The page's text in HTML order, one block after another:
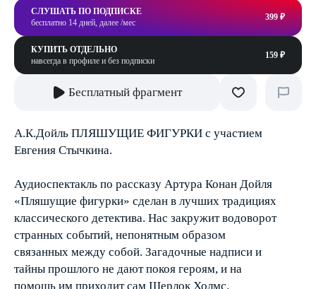
СЛУШАТЬ ПО ПОДПИСКЕ
бесплатно 14 дней, далее /мес
399 ₽
КУПИТЬ ОТДЕЛЬНО
навсегда в профиле и без подписки
159 ₽
Бесплатный фрагмент
А.К.Дойль ПЛЯШУЩИЕ ФИГУРКИ с участием
Евгения Стычкина.
Аудиоспектакль по рассказу Артура Конан Дойля
«Пляшущие фигурки» сделан в лучших традициях
классического детектива. Нас закружит водоворот
странных событий, непонятным образом
связанных между собой. Загадочные надписи и
тайны прошлого не дают покоя героям, и на
помощь им приходит сам Шерлок Холмс.